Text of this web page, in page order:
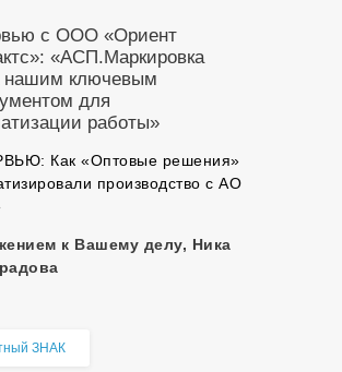
с ООО «Ориент
«АСП.Маркировка
нашим ключевым
для
работы»
Как «Оптовые решения»
производство с АО
к Вашему делу, Ника
ЗНАК